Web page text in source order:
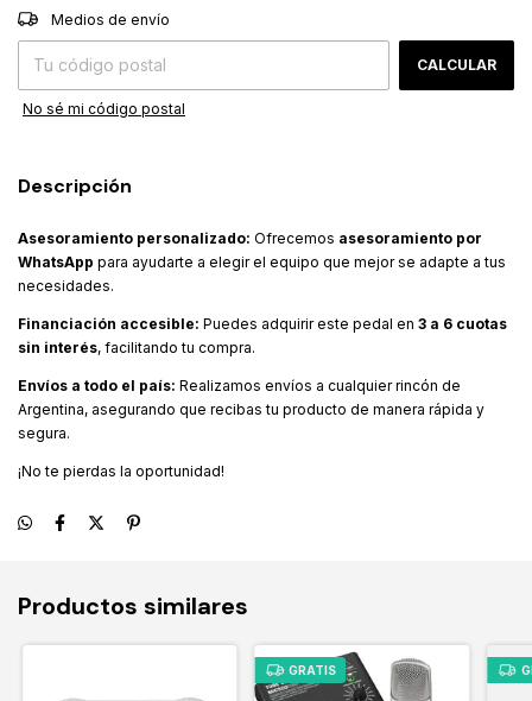
Entregas para el CP:
Medios de envío
CALCULAR
No sé mi código postal
Descripción
Asesoramiento personalizado: Ofrecemos asesoramiento por
WhatsApp para ayudarte a elegir el equipo que mejor se adapte a tus
necesidades.
Financiación accesible: Puedes adquirir este pedal en 3 a 6 cuotas
sin interés, facilitando tu compra.
Envíos a todo el país: Realizamos envíos a cualquier rincón de
Argentina, asegurando que recibas tu producto de manera rápida y
segura.
¡No te pierdas la oportunidad!
Productos similares
GRATIS